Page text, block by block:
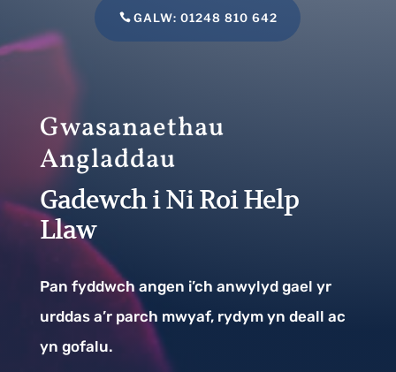
GALW: 01248 810 642
Gwasanaethau
Angladdau
Gadewch i Ni Roi Help
Llaw
Pan fyddwch angen i’ch anwylyd gael yr
urddas a’r parch mwyaf, rydym yn deall ac
yn gofalu.